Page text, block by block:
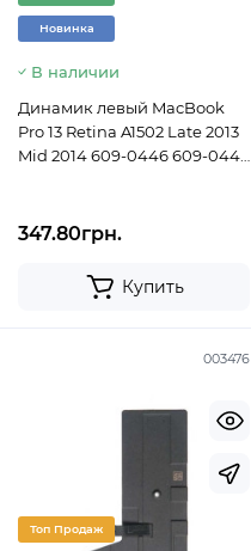
Новинка
В наличии
Динамик левый MacBook
Pro 13 Retina A1502 Late 2013
Mid 2014 609-0446 609-0447
347.80грн.
Купить
003476
Топ Продаж